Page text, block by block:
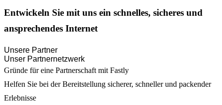
Entwickeln Sie mit uns ein schnelles, sicheres und
ansprechendes Internet
Unsere Partner
Unser Partnernetzwerk
Gründe für eine Partnerschaft mit Fastly
Helfen Sie bei der Bereitstellung sicherer, schneller und packender
Erlebnisse